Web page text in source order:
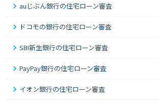
auじぶん銀行の住宅ローン審査
ドコモの銀行の住宅ローン審査
SBI新生銀行の住宅ローン審査
PayPay銀行の住宅ローン審査
イオン銀行の住宅ローン審査